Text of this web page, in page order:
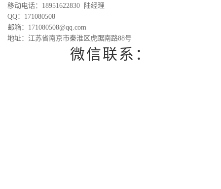
移动电话：18951622830 陆经理
QQ：171080508
邮箱：171080508@qq.com
地址：江苏省南京市秦淮区虎踞南路88号
微信联系：